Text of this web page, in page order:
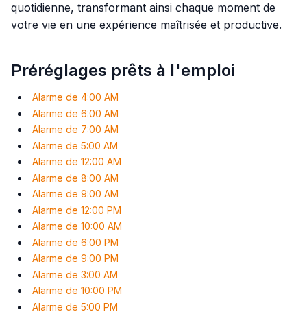
quotidienne, transformant ainsi chaque moment de
votre vie en une expérience maîtrisée et productive.
Préréglages prêts à l'emploi
Alarme de 4:00 AM
Alarme de 6:00 AM
Alarme de 7:00 AM
Alarme de 5:00 AM
Alarme de 12:00 AM
Alarme de 8:00 AM
Alarme de 9:00 AM
Alarme de 12:00 PM
Alarme de 10:00 AM
Alarme de 6:00 PM
Alarme de 9:00 PM
Alarme de 3:00 AM
Alarme de 10:00 PM
Alarme de 5:00 PM